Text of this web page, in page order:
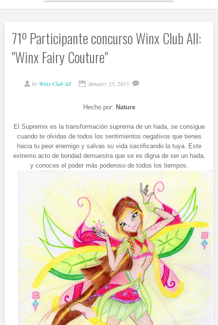
71º Participante concurso Winx Club All:
"Winx Fairy Couture"
by Winx Club All January 25, 2015
Hecho por: Nature
El Supremix es la transformación suprema de un hada, se consigue
cuando te olvidas de todos los sentimientos negativos que tienes
hacia tu peor enemigo y salvas su vida sacrificando la tuya. Este
extremo acto de bondad demuestra que se es digna de ser un hada,
y conoces el poder más poderoso de todos los tiempos.